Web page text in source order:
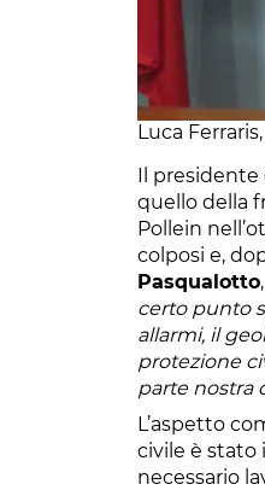
Luca
Il presidente
quello della
Pollein
colposi e,
Pasqualotto
certo punto
allarmi, il
protezione
parte nostra
L’aspetto
civile è stato
necessario